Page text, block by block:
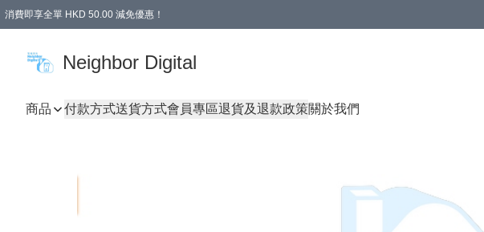
消費即享全單 HKD 50.00 減免優惠！
Neighbor Digital
商品 付款方式送貨方式會員專區退貨及退款政策關於我們